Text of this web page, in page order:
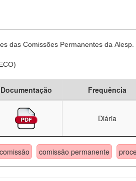
das Comissões Permanentes da Alesp.
Documentação Frequência
Diária
comissão comissão permanente